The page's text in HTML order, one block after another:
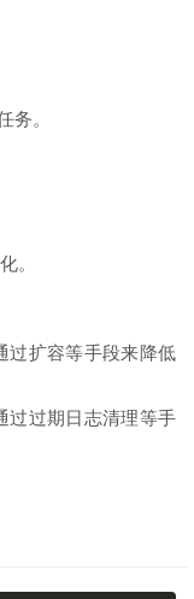
务。
。
过扩容等手段来降低
过过期日志清理等手